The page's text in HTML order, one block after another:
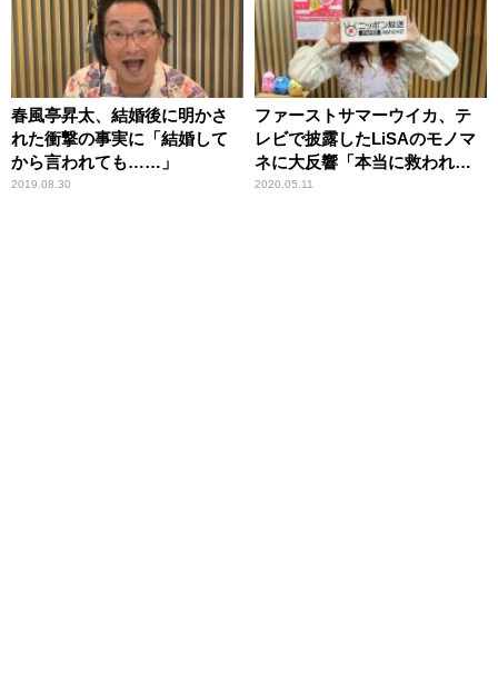
春風亭昇太、結婚後に明かさ
れた衝撃の事実に「結婚して
から言われても……」
2019.08.30
ファーストサマーウイカ、テ
レビで披露したLiSAのモノマ
ネに大反響「本当に救われ
た」
2020.05.11